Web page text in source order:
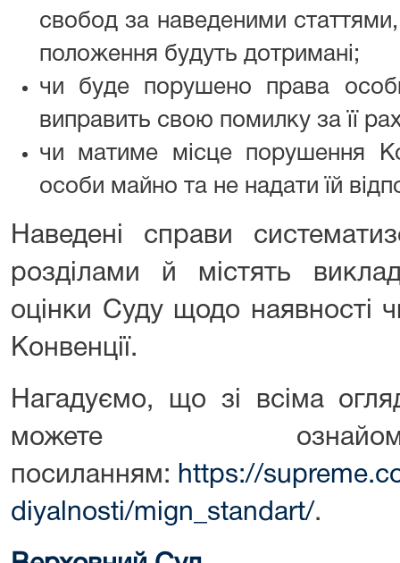
свобод за наведеними статтями,
положення будуть дотримані;
чи буде порушено права
виправить свою помилку за її
чи матиме місце порушення
особи майно та не надати їй
Наведені справи
розділами й містять
оцінки Суду щодо наявності
Конвенції.
Нагадуємо, що зі всіма
можете
посиланням: https://
diyalnosti/mign_standart/.